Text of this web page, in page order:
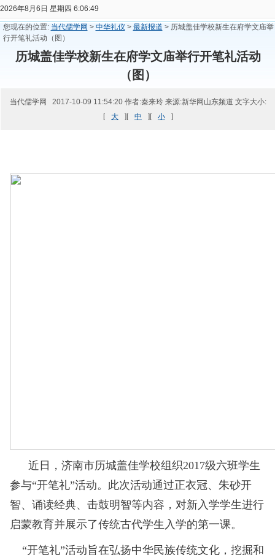
2026年8月6日 星期四 6:06:49
您现在的位置: 当代儒学网 > 中华礼仪 > 最新报道 > 历城盖佳学校新生在府学文庙举
行开笔礼活动（图）
历城盖佳学校新生在府学文庙举行开笔礼活动
（图）
当代儒学网 2017-10-09 11:54:20 作者:秦来玲 来源:新华网山东频道 文字大小:
[
大 ][ 中 ][ 小 ]
近日，济南市历城盖佳学校组织2017级六班学生
参与“开笔礼”活动。此次活动通过正衣冠、朱砂开
智、诵读经典、击鼓明智等内容，对新入学学生进行
启蒙教育并展示了传统古代学生入学的第一课。
“开笔礼”活动旨在弘扬中华民族传统文化，挖掘和